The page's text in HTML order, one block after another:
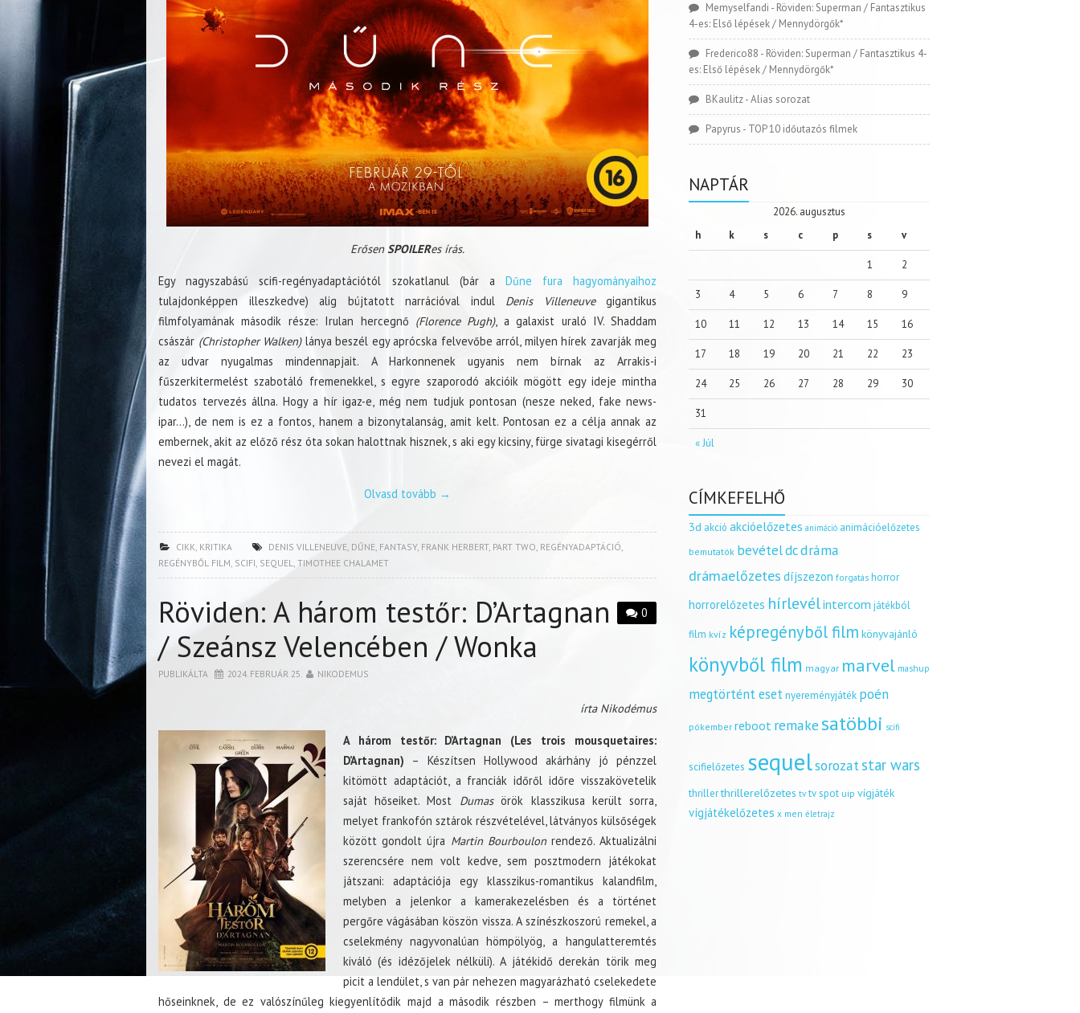
ErősenSPOILERes írás.
Egy nagyszabású scifi-regényadaptációtól szokatlanul (bár aDűne fura hagyományaihoz
tulajdonképpen illeszkedve) alig bújtatott narrációval indul Denis Villeneuvegigantikus
filmfolyamának második része: Irulan hercegnő (Florence Pugh), a galaxist uraló IV. Shaddam
császár (Christopher Walken)lánya beszél egy aprócska felvevőbe arról, milyen hírek zavarják meg
az udvar nyugalmas mindennapjait. A Harkonnenek ugyanis nem bírnak az Arrakis-i
fűszerkitermelést szabotáló fremenekkel, s egyre szaporodó akcióik mögött egy ideje mintha
tudatos tervezés állna. Hogy a hír igaz-e, még nem tudjuk pontosan (nesze neked, fake news-
ipar…), de nem is ez a fontos, hanem a bizonytalanság, amit kelt. Pontosan ez a célja annak az
embernek, akit az előző rész óta sokan halottnak hisznek, s aki egy kicsiny, fürge sivatagi kisegérről
nevezi el magát.
Olvasd tovább →
CIKK, KRITIKA DENIS VILLENEUVE, DŰNE, FANTASY, FRANK HERBERT, PART TWO, REGÉNYADAPTÁCIÓ,
REGÉNYBŐL FILM, SCIFI, SEQUEL, TIMOTHEE CHALAMET
0
Röviden: A három testőr: D’Artagnan
/ Szeánsz Velencében / Wonka
PUBLIKÁLTA 2024. FEBRUÁR 25. NIKODEMUS
írta Nikodémus
A három testőr: D’Artagnan (Les trois mousquetaires:
D’Artagnan) – Készítsen Hollywood akárhány jó pénzzel
kitömött adaptációt, a franciák időről időre visszakövetelik
saját hőseiket. Most Dumasörök klasszikusa került sorra,
melyet frankofón sztárok részvételével, látványos külsőségek
között gondolt újra Martin Bourboulonrendező. Aktualizálni
szerencsére nem volt kedve, sem posztmodern játékokat
játszani: adaptációja egy klasszikus-romantikus kalandfilm,
melyben a jelenkor a kamerakezelésben és a történet
pergőre vágásában köszön vissza. A színészkoszorú remekel, a
cselekmény nagyvonalúan hömpölyög, a hangulatteremtés
kiváló (és idézőjelek nélküli). A játékidő derekán törik meg
picit a lendület, s van pár nehezen magyarázható cselekedete
hőseinknek, de ez valószínűleg kiegyenlítődik majd a második részben – merthogy filmünk a
Memyselfandi - Röviden: Superman / Fantasztikus
4-es: Első lépések / Mennydörgők*
Frederico88 - Röviden: Superman / Fantasztikus 4-
es: Első lépések / Mennydörgők*
BKaulitz-Alias sorozat
Papyrus - TOP 10 időutazós filmek
NAPTÁR
2026. augusztus
h
k s c p s v
« Júl
1 2
3 4 5 6 7 8 9
10 11 12 13 14 15 16
17 18 19 20 21 22 23
24 25 26 27 28 29 30
31
CÍMKEFELHŐ
3d akció akcióelőzetes animáció animációelőzetes
bemutatók bevételdcdráma
drámaelőzetes díjszezon forgatás horror
horrorelőzetes hírlevélintercom játékból
film kvíz képregényből film könyvajánló
könyvből film magyar marvel mashup
megtörtént esetnyereményjáték poén
pókember reboot remakesatöbbi scifi
scifielőzetes sequelsorozatstar wars
thrillerthrillerelőzetes tv tv spot uip vígjáték
vígjátékelőzetes x men életrajz